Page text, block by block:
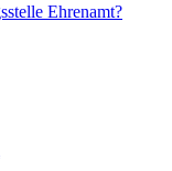
Ehrenamt?